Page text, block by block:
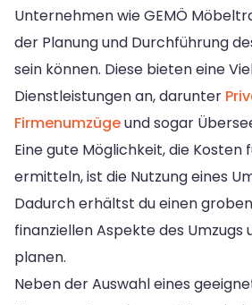
Unternehmen wie GEMÖ
der Planung und Durchführung
sein können. Diese bieten eine
Dienstleistungen an, darunter
Firmenumzügeund sogar
Eine gute Möglichkeit, die Kosten
ermitteln, ist die Nutzung eines
Dadurch erhältst du einen
finanziellen Aspekte des Umzugs
planen.
Neben der Auswahl eines